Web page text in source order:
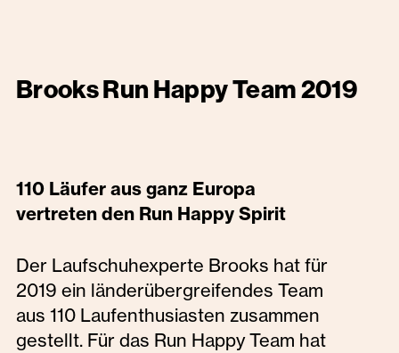
Brooks Run Happy Team 2019
110 Läufer aus ganz Europa
vertreten den Run Happy Spirit
Der Laufschuhexperte Brooks hat für
2019 ein länderübergreifendes Team
aus 110 Laufenthusiasten zusammen
gestellt. Für das Run Happy Team hat